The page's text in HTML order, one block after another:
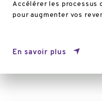
Accélérer les processus
pour augmenter vos
En savoir plus